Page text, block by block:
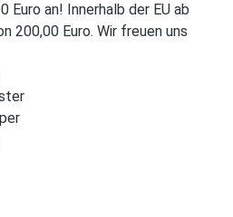
Euro an! Innerhalb der EU ab
200,00 Euro. Wir freuen uns